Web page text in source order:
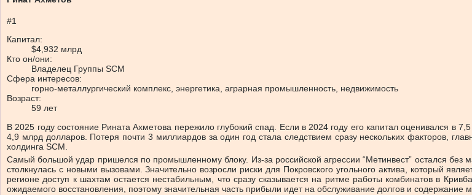
#1
Капитал:
$4,932 млрд
Кто он/они:
Владелец Группы SCM
Сфера интересов:
горно-металлургический комплекс, энергетика, аграрная промышленность, недвижимость
Возраст:
59 лет
В 2025 году состояние Рината Ахметова пережило глубокий спад. Если в 2024 году его капитал оценивался в
4,9 млрд долларов. Потеря почти 3 миллиардов за один год стала следствием сразу нескольких факторов,
холдинга SCM.
Самый большой удар пришелся по промышленному блоку. Из-за российской агрессии “Метинвест” остался
столкнулась с новыми вызовами. Значительно возросли риски для Покровского угольного актива, который
регионе доступ к шахтам остается нестабильным, что сразу сказывается на ритме работы комбинатов в
ожидаемого восстановления, поэтому значительная часть прибыли идет на обслуживание долгов и содержание